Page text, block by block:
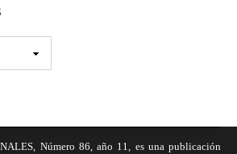
Número 86, año 11, es una publicación